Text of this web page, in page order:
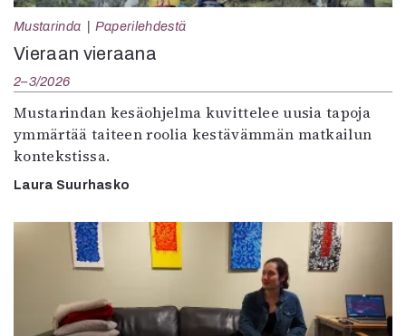
Mustarinda Paperilehdestä
Vieraan vieraana
2–3/2026
Mustarindan kesäohjelma kuvittelee uusia tapoja
ymmärtää taiteen roolia kestävämmän matkailun
kontekstissa.
Laura Suurhasko